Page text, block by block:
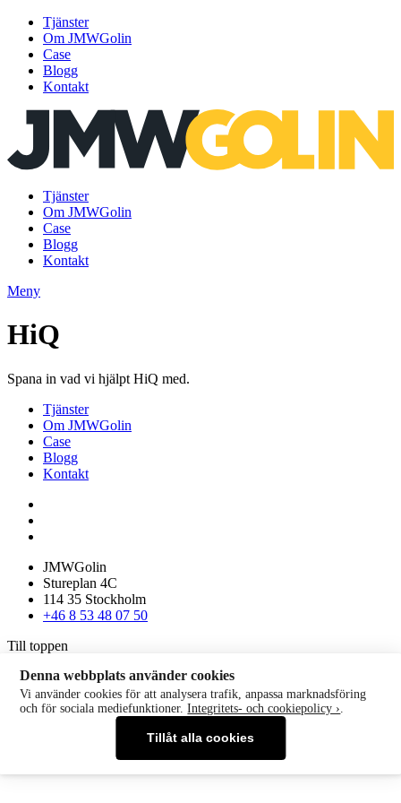
Tjänster
Om JMWGolin
Case
Blogg
Kontakt
innehåll
Tjänster
Om JMWGolin
Case
Blogg
Kontakt
Meny
HiQ
Spana in vad vi hjälpt HiQ med.
Tjänster
Om JMWGolin
Case
Blogg
Kontakt
JMWGolin
Stureplan 4C
114 35 Stockholm
+46 8 53 48 07 50
Till toppen
Denna webbplats använder cookies
Vi använder cookies för att analysera trafik, anpassa marknadsföring
och för sociala mediefunktioner.Integritets- och cookiepolicy ›.
Tillåt alla cookies